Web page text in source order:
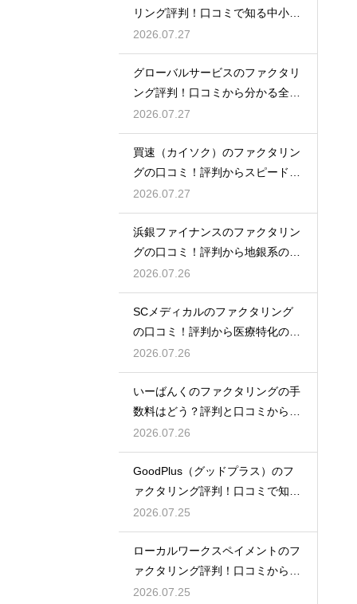
リング評判！口コミで知る中小企
業への支援
2026.07.27
グローバルサービスのファクタリ
ング評判！口コミから分かる全国
対応の強み
2026.07.27
買速（カイソク）のファクタリン
グの口コミ！評判からスピード入
金を大調査
2026.07.27
浜銀ファイナンスのファクタリン
グの口コミ！評判から地銀系の安
心感を分析
2026.07.26
SCメディカルのファクタリング
の口コミ！評判から医療特化の調
達力を解剖
2026.07.26
いーばんくのファクタリングの手
数料はどう？評判と口コミからコ
ストを解説
2026.07.26
GoodPlus（グッドプラス）のフ
ァクタリング評判！口コミで知る
魅力
2026.07.25
ローカルワークスペイメントのフ
ァクタリング評判！口コミから探
るメリット
2026.07.25